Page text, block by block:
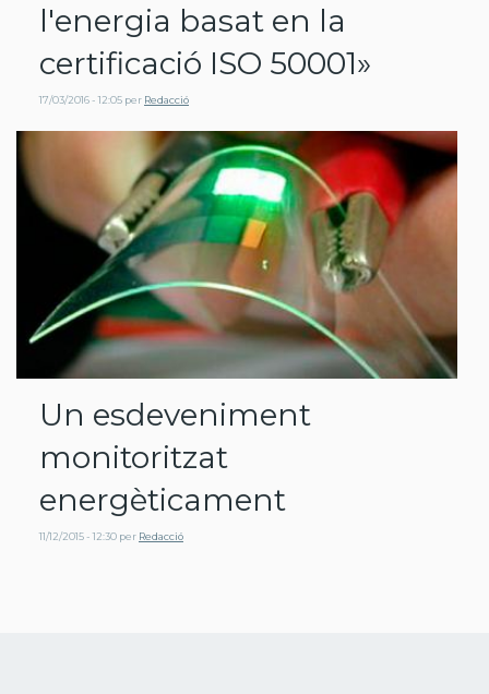
l'energia basat en la
certificació ISO 50001»
17/03/2016 - 12:05 per Redacció
Un esdeveniment
monitoritzat
energèticament
11/12/2015 - 12:30 per Redacció